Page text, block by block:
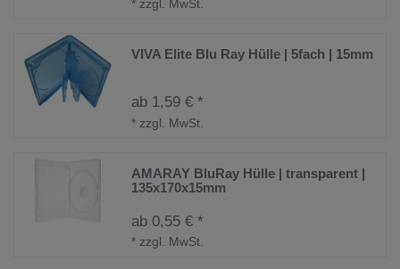
*zzgl. MwSt.
VIVA Elite Blu Ray Hülle | 5fach | 15mm
ab 1,59 € *
* zzgl. MwSt.
AMARAY BluRay Hülle | transparent |
135x170x15mm
ab 0,55 € *
* zzgl. MwSt.